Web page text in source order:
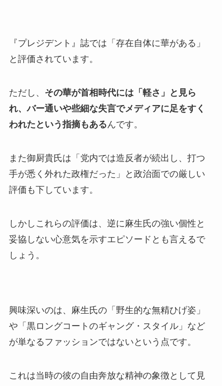
『プレジデント』誌では「存在自体に華がある」
と評価されています。
ただし、 その華が首相時代には「軽さ」と見ら
れ、バー通いや些細な失言でメディアに足をすく
われたという指摘もあるんです。
また御厨貴氏は「党内では造反者が続出し、打つ
手が悉く外れた政権だった」と政治面での厳しい
評価も下しています。
しかしこれらの評価は、逆に麻生氏の強い個性と
妥協しない心意気を示すエピソードとも言えるで
しょう。
興味深いのは、麻生氏の「野生的な無精ひげ姿」
や「黒ロングコートのギャング・スタイル」など
が単なるファッションではないという点です。
これは当時の彼の自由奔放な精神の象徴として見